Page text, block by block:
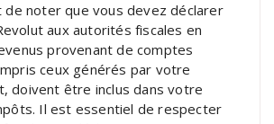
noter que vous devez déclarer
aux autorités fiscales en
provenant de comptes
ceux générés par votre
doivent être inclus dans votre
Il est essentiel de respecter